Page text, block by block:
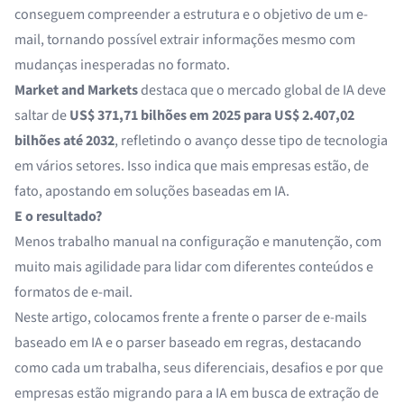
conseguem compreender a estrutura e o objetivo de um e-
mail, tornando possível extrair informações mesmo com
mudanças inesperadas no formato.
Market and Marketsdestaca que o mercado global de IA deve
saltar deUS$ 371,71 bilhões em 2025 para US$ 2.407,02
bilhões até 2032, refletindo o avanço desse tipo de tecnologia
em vários setores. Isso indica que mais empresas estão, de
fato, apostando em soluções baseadas em IA.
E o resultado?
Menos trabalho manual na configuração e manutenção, com
muito mais agilidade para lidar com diferentes conteúdos e
formatos de e-mail.
Neste artigo, colocamos frente a frente o parser de e-mails
baseado em IA e o parser baseado em regras, destacando
como cada um trabalha, seus diferenciais, desafios e por que
empresas estão migrando para a IA em busca de extração de